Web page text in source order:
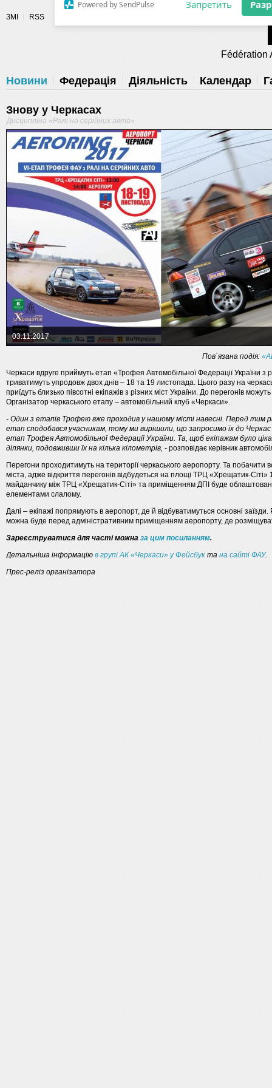
Разрешите сайту fau.ua
уведомления на рабочий стол
ЗМІ RSS
Fédération
Новини Федерація Діяльність Календар
Знову у Черкасах
Дисципліна «Ралі на серійних авто»
03.11.2017
Пов`язана подія:
Черкаси вдруге приймуть етап «Трофея Автомобільної Федерації України з
триватимуть упродовж двох днів – 18 та 19 листопада. Цього разу на
приїдуть близько півсотні екіпажів з різних міст України. До перегонів
Організатор черкаського етапу – автомобільний клуб «Черкаси».
- Один з етапів Трофею вже проходив у нашому місті навесні. Перед тим
етап сподобався учасникам, тому ми вирішили, що запросимо їх до
етап Трофея Автомобільної Федерації України. Та, щоб екіпажам було
ділянки, подовживши їх на кілька кілометрів, - розповідає керівник
Перегони проходитимуть на території черкаського аеропорту. Та побачити
міста, адже відкриття перегонів відбудеться на площі ТРЦ «Хрещатик-
майданчику між ТРЦ «Хрещатик-Сіті» та приміщенням ДПІ буде
елементами слалому.
Далі – екіпажі попрямують в аеропорт, де й відбуватимуться основні заїзди.
можна буде перед адміністративним приміщенням аеропорту, де
Зареєструватися для часті можна за цим посиланням.
Детальніша інформацію в групі АК «Черкаси» у Фейсбук та на сайті ФАУ.
Прес-реліз організатора